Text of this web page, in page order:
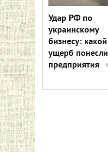
Удар РФ по
украинскому
бизнесу: какой
ущерб понесли
предприятия